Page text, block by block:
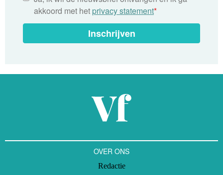
akkoord met het privacy statement*
Inschrijven
OVER ONS
Redactie